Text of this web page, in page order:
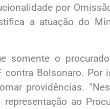
por
a atuação do
somente o
Bolsonaro. Por
providências.
ao